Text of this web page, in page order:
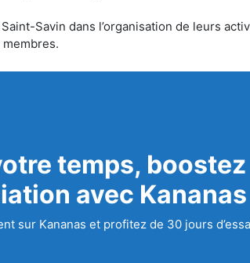
Savin dans l’organisation de leurs
temps, boostez
avec Kananas
sur Kananas et profitez de 30 jours